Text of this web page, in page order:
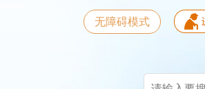
无障碍模式